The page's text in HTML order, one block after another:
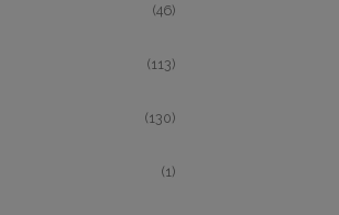
(46)
(113)
(130)
(1)